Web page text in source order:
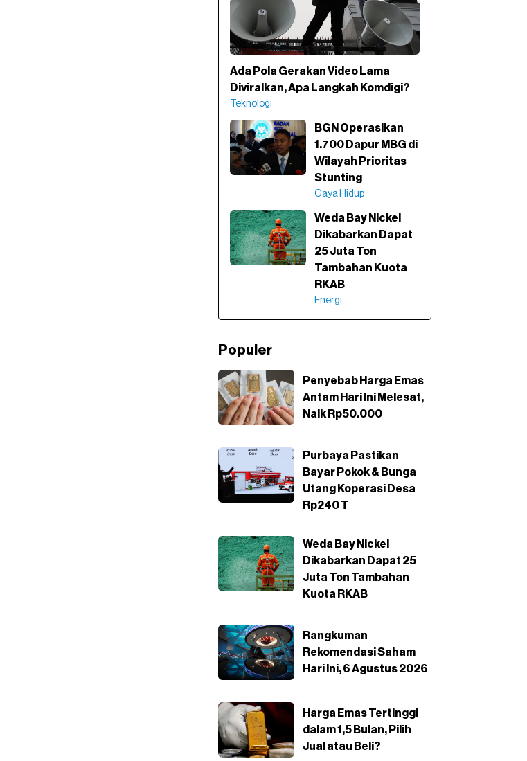
Ada Pola Gerakan Video Lama
Diviralkan, Apa Langkah Komdigi?
Teknologi
BGN Operasikan
1.700 Dapur MBG di
Wilayah Prioritas
Stunting
Gaya Hidup
Weda Bay Nickel
Dikabarkan Dapat
25 Juta Ton
Tambahan Kuota
RKAB
Energi
Populer
Penyebab Harga Emas
Antam Hari Ini Melesat,
Naik Rp50.000
Purbaya Pastikan
Bayar Pokok & Bunga
Utang Koperasi Desa
Rp240 T
Weda Bay Nickel
Dikabarkan Dapat 25
Juta Ton Tambahan
Kuota RKAB
Rangkuman
Rekomendasi Saham
Hari Ini, 6 Agustus 2026
Harga Emas Tertinggi
dalam 1,5 Bulan, Pilih
Jual atau Beli?